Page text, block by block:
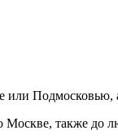
Подмосковью,
также до